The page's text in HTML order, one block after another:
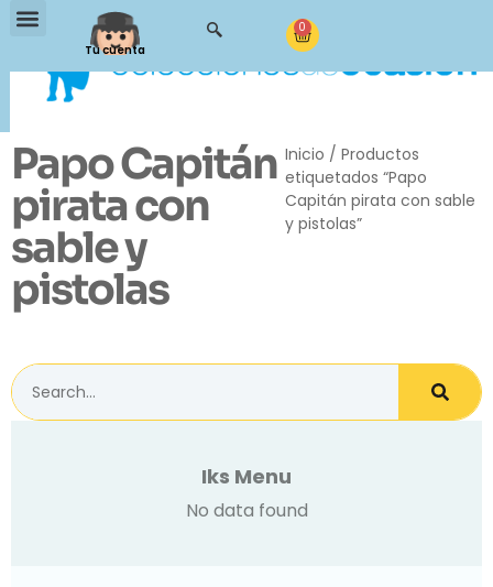
Tu cuenta
0
Papo Capitán
pirata con
sable y
pistolas
Inicio / Productos
etiquetados “Papo
Capitán pirata con sable
y pistolas”
Iks Menu
No data found